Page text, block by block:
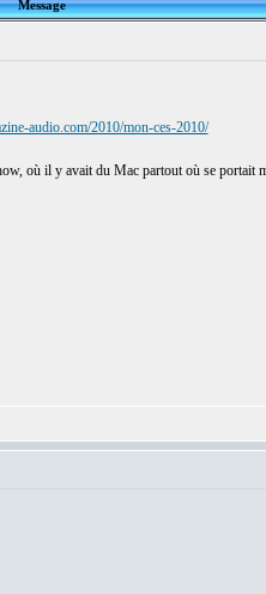
Message
audio.com/2010/mon-ces-2010/
où il y avait du Mac partout où se portait